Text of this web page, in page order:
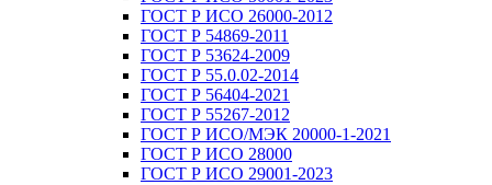
ГОСТ Р ИСО 26000-2012
ГОСТ Р 54869-2011
ГОСТ Р 53624-2009
ГОСТ Р 55.0.02-2014
ГОСТ Р 56404-2021
ГОСТ Р 55267-2012
ГОСТ Р ИСО/МЭК 20000-1-2021
ГОСТ Р ИСО 28000
ГОСТ Р ИСО 29001-2023